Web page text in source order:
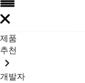
제품
추천
개발자